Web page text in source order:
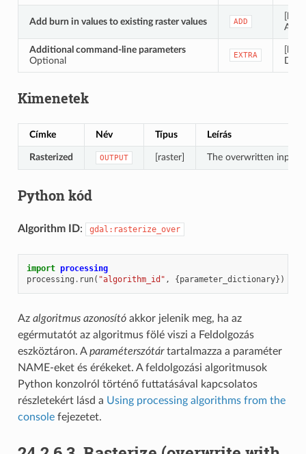
Add burn in values to existing raster values ADD
Additional command-line parameters
Optional
EXTRA
Kimenetek
Címke Név Típus Leírás
Rasterized OUTPUT [raster] The overwritten input
Python kód
Algorithm ID: gdal:rasterize_over
import processing
processing . run( "algorithm_id" , {parameter_dictionary})
Az algoritmus azonosítóakkor jelenik meg, ha az
egérmutatót az algoritmus fölé viszi a Feldolgozás
eszköztáron. Aparaméterszótártartalmazza a paraméter
NAME-eket és érékeket. A feldolgozási algoritmusok
Python konzolról történő futtatásával kapcsolatos
részletekért lásd a Using processing algorithms from the
consolefejezetet.